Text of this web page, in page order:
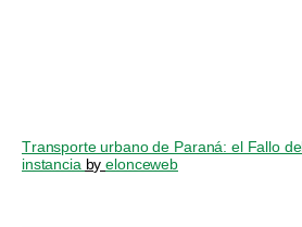
Transporte urbano de Paraná: el Fallo
instancia byelonceweb